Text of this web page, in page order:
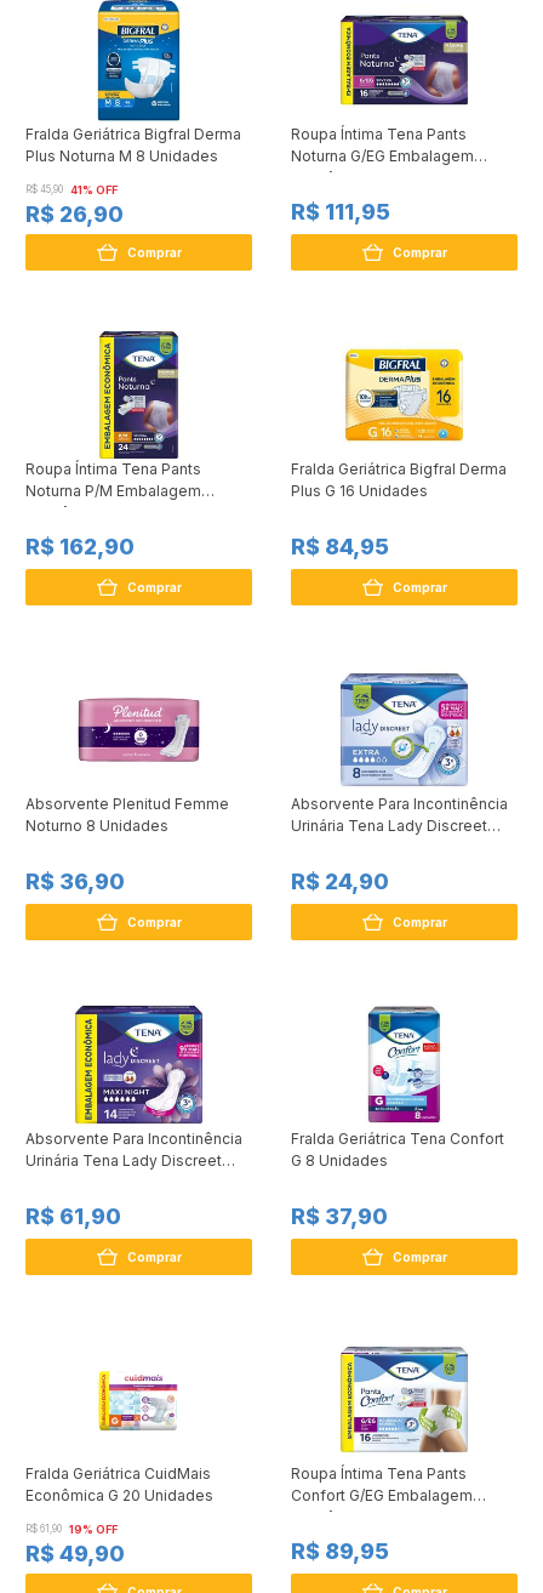
Fralda Geriátrica Bigfral Derma
Plus Noturna M 8 Unidades
R$ 45,90 41% OFF
R$ 26,90
Comprar
Roupa Íntima Tena Pants
Noturna G/EG Embalagem
Econômica 16 Unidades
R$ 111,95
Comprar
Roupa Íntima Tena Pants
Noturna P/M Embalagem
Econômica 24 Unidades
R$ 162,90
Comprar
Fralda Geriátrica Bigfral Derma
Plus G 16 Unidades
R$ 84,95
Comprar
Absorvente Plenitud Femme
Noturno 8 Unidades
R$ 36,90
Comprar
Absorvente Para Incontinência
Urinária Tena Lady Discreet
R$ 24,90
Comprar
Absorvente Para Incontinência
Urinária Tena Lady Discreet
R$ 61,90
Comprar
Fralda Geriátrica Tena Confort
G 8 Unidades
R$ 37,90
Comprar
Fralda Geriátrica CuidMais
Econômica G 20 Unidades
R$ 61,90 19% OFF
R$ 49,90
Roupa Íntima Tena Pants
Confort G/EG Embalagem
Econômica 16 Unidades
R$ 89,95